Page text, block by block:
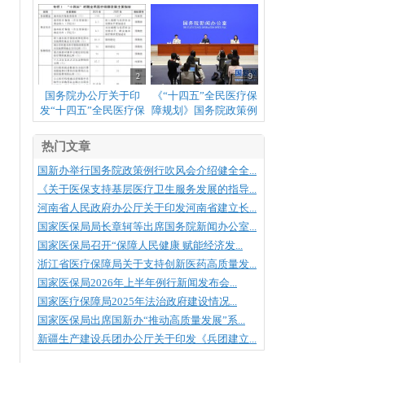
典型案例 | 天津市医疗
保障基金管理中心
2
国务院办公厅关于印
发“十四五”全民医疗保
障规划的通知
9
《“十四五”全民医疗保
障规划》国务院政策例
行吹风会
热门文章
国新办举行国务院政策例行吹风会介绍健全全...
《关于医保支持基层医疗卫生服务发展的指导...
河南省人民政府办公厅关于印发河南省建立长...
国家医保局局长章轲等出席国务院新闻办公室...
国家医保局召开“保障人民健康 赋能经济发...
浙江省医疗保障局关于支持创新医药高质量发...
国家医保局2026年上半年例行新闻发布会...
国家医疗保障局2025年法治政府建设情况...
国家医保局出席国新办“推动高质量发展”系...
新疆生产建设兵团办公厅关于印发《兵团建立...